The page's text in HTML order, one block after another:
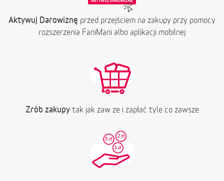
Aktywuj Darowiznę przed przejściem na zakupy przy pomocy
rozszerzenia FaniMani albo aplikacji mobilnej
Zrób zakupytak jak zaw ze i zapłać tyle co zawsze